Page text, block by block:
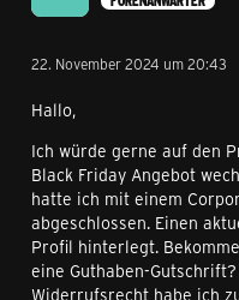
22. November 2024 um 20:43
Hallo,
Ich würde gerne auf den
Black Friday Angebot
hatte ich mit einem
abgeschlossen. Einen
Profil hinterlegt.
eine Guthaben-
Widerrufsrecht habe ich